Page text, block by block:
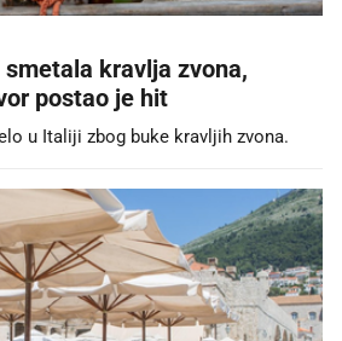
kravlja zvona,
postao je hit
u Italiji zbog buke kravljih zvona.